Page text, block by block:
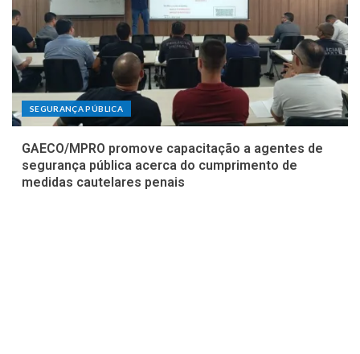
SEGURANÇA PÚBLICA
GAECO/MPRO promove capacitação a agentes de
segurança pública acerca do cumprimento de
medidas cautelares penais